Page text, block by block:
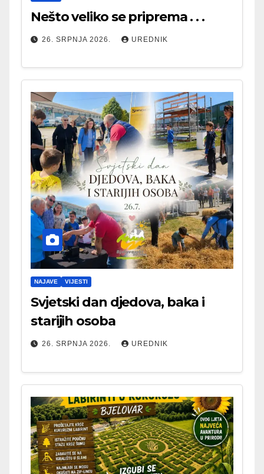
Nešto veliko se priprema . . .
26. SRPNJA 2026. UREDNIK
NAJAVE VIJESTI
Svjetski dan djedova, baka i
starijih osoba
26. SRPNJA 2026. UREDNIK